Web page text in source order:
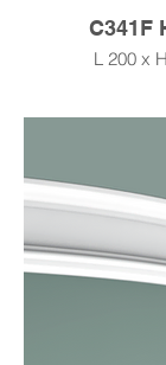
C341F
L 200 x